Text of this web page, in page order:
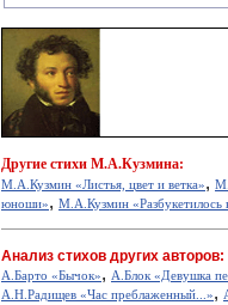
Другие стихи М.А.Кузмина:
М.А.Кузмин «Листья, цвет и ветка»,
юноши», М.А.Кузмин «Разбукетилось
Анализ стихов других авторов:
А.Барто «Бычок», А.Блок «Девушка
А.Н.Радищев «Час преблаженный...»,